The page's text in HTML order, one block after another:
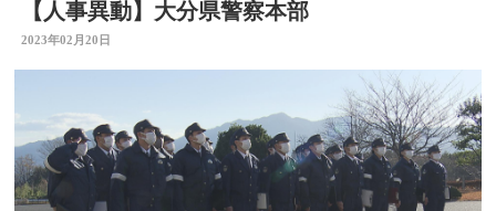
【人事異動】大分県警察本部
2023年02月20日